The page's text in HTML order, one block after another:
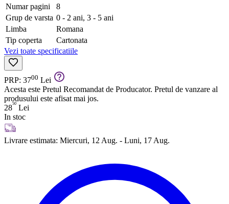
Numar pagini
8
Grup de varsta 0 - 2 ani, 3 - 5 ani
Limba
Romana
Tip coperta
Cartonata
Vezi toate specificatiile
PRP: 3700 Lei
Acesta este Pretul Recomandat de Producator. Pretul de vanzare al
produsului este afisat mai jos.
2850 Lei
In stoc
Livrare estimata: Miercuri, 12 Aug. - Luni, 17 Aug.